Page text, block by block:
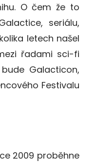
O čem že to
seriálu,
letech našel
řadami sci-fi
Galacticon,
Festivalu
2009 proběhne